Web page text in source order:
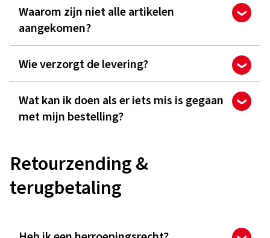
Waarom zijn niet alle artikelen
aangekomen?
Wie verzorgt de levering?
Wat kan ik doen als er iets mis is gegaan
met mijn bestelling?
Retourzending &
terugbetaling